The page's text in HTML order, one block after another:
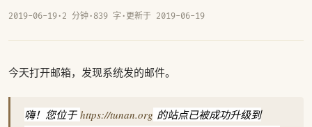
2019-06-19· 2 分钟· 839 字 · 更新于 2019-06-19
今天打开邮箱，发现系统发的邮件。
嗨！您位于 https://tunan.org 的站点已被成功升级到